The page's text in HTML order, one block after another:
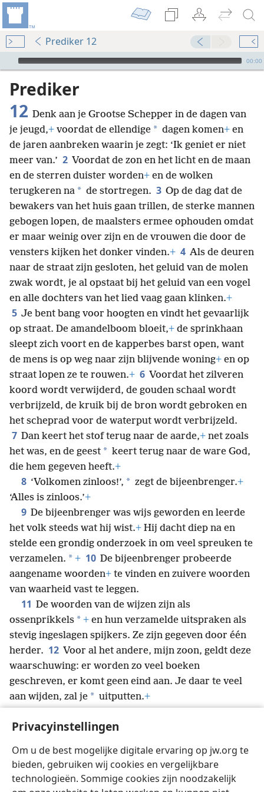
Privacyinstellingen
Om u de best mogelijke digitale ervaring op jw.org te
bieden, gebruiken wij cookies en vergelijkbare
technologieën. Sommige cookies zijn noodzakelijk
Prediker 12
Audio Player
00:00
Prediker
12 Denk aan je Grootse Schepper in de dagen van
je jeugd,+ voordat de ellendige * dagen komen+ en
de jaren aanbreken waarin je zegt: ‘Ik geniet er niet
meer van.’ 2 Voordat de zon en het licht en de maan
en de sterren duister worden+ en de wolken
terugkeren na * de stortregen. 3 Op de dag dat de
bewakers van het huis gaan trillen, de sterke mannen
gebogen lopen, de maalsters ermee ophouden omdat
er maar weinig over zijn en de vrouwen die door de
vensters kijken het donker vinden.+ 4 Als de deuren
naar de straat zijn gesloten, het geluid van de molen
zwak wordt, je al opstaat bij het geluid van een vogel
en alle dochters van het lied vaag gaan klinken.+
5 Je bent bang voor hoogten en vindt het gevaarlijk
op straat. De amandelboom bloeit,+ de sprinkhaan
sleept zich voort en de kapperbes barst open, want
de mens is op weg naar zijn blijvende woning+ en op
straat lopen ze te rouwen.+ 6 Voordat het zilveren
koord wordt verwijderd, de gouden schaal wordt
verbrijzeld, de kruik bij de bron wordt gebroken en
het scheprad voor de waterput wordt verbrijzeld.
7 Dan keert het stof terug naar de aarde,+ net zoals
het was, en de geest * keert terug naar de ware God,
die hem gegeven heeft.+
8 ‘Volkomen zinloos!’, * zegt de bijeenbrenger.+
‘Alles is zinloos.’+
9 De bijeenbrenger was wijs geworden en leerde
het volk steeds wat hij wist.+ Hij dacht diep na en
stelde een grondig onderzoek in om veel spreuken te
verzamelen. * + 10 De bijeenbrenger probeerde
aangename woorden+ te vinden en zuivere woorden
van waarheid vast te leggen.
11 De woorden van de wijzen zijn als
ossenprikkels * + en hun verzamelde uitspraken als
stevig ingeslagen spijkers. Ze zijn gegeven door één
herder. 12 Voor al het andere, mijn zoon, geldt deze
waarschuwing: er worden zo veel boeken
geschreven, er komt geen eind aan. Je daar te veel
aan wijden, zal je * uitputten.+
13
ontzag voor de ware God
14 Van alles wat je doet, ook wat verborgen is, zal
de ware God oordelen of het goed is of slecht.
+